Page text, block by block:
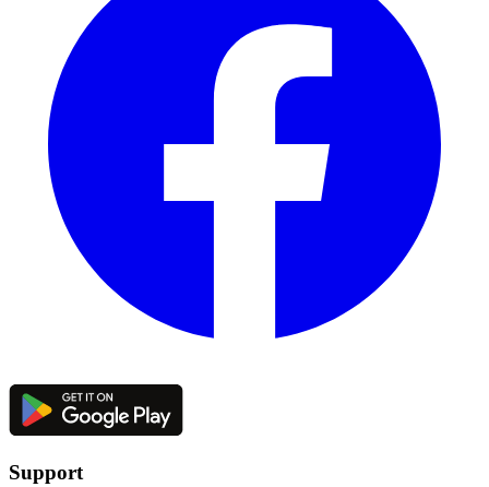
Support